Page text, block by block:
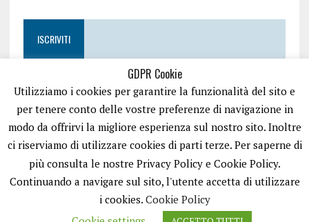
ISCRIVITI
GDPR Cookie
Utilizziamo i cookies per garantire la funzionalità del sito e
per tenere conto delle vostre preferenze di navigazione in
modo da offrirvi la migliore esperienza sul nostro sito. Inoltre
ci riserviamo di utilizzare cookies di parti terze. Per saperne di
più consulta le nostre Privacy Policy e Cookie Policy.
Continuando a navigare sul sito, l'utente accetta di utilizzare
i cookies. Cookie Policy